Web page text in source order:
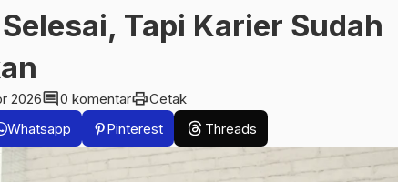
Tapi Karier Sudah
2026comment0 komentarprintCetak
Whatsapp Pinterest Threads